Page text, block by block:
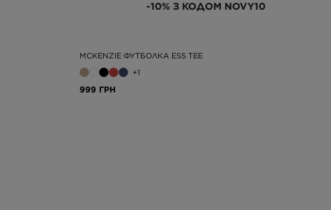
-10% З КОДОМ NOVY10
MCKENZIE ФУТБОЛКА ESS TEE
+1
999 ГРН